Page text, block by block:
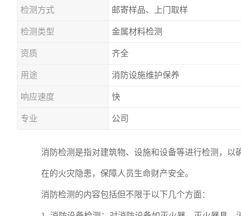
检测方式 邮寄样品、上门取样
检测类型 金属材料检测
资质 齐全
用途 消防设施维护保养
响应速度 快
专业 公司
消防检测是指对建筑物、设施和设备等进行检测，
在的火灾隐患，保障人员生命财产安全。
消防检测的内容包括但不限于以下几个方面：